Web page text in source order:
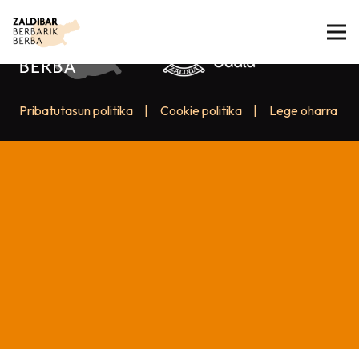
Pribatutasun politika Cookie politika Lege oharra